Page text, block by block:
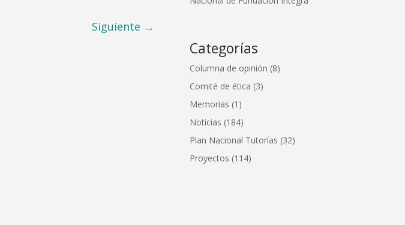
Siguiente →
Categorías
Columna de opinión (8)
Comité de ética (3)
Memorias (1)
Noticias (184)
Plan Nacional Tutorías (32)
Proyectos (114)